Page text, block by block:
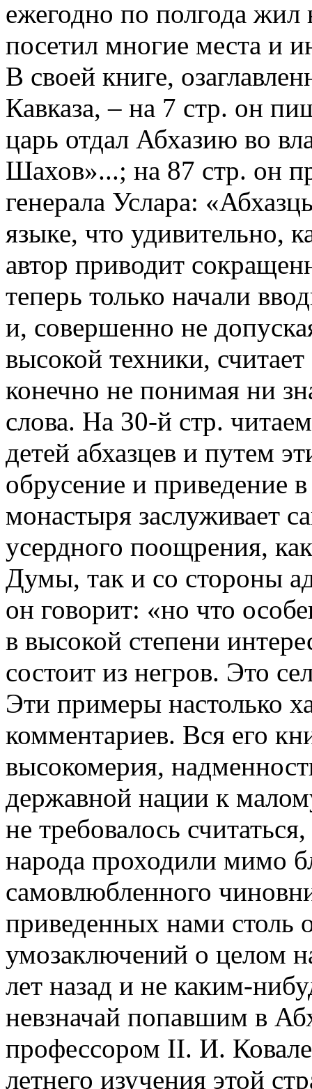
ежегодно по полгода жил
посетил многие места и
В своей книге,
Кавказа, – на 7 стр. он
царь отдал Абхазию во
Шахов»...; на 87 стр. он
генерала Услара:
языке, что удивительно,
автор приводит
теперь только начали
и, совершенно не
высокой техники,
конечно не понимая ни
слова. На 30-й стр.
детей абхазцев и путем
обрусение и приведение
мона­стыря заслуживает
усердного поощрения,
Думы, так и со сто­роны
он говорит: «но что
в высокой степени
состоит из негров. Это
Эти примеры настолько
комментариев. Вся его
высокомерия,
державной нации к
не требовалось
народа проходили мимо
самовлюбленного
при­веденных нами столь
умозаключений о целом
лет назад и не каким-
невзначай попавшим в
профессором II. И.
летнего изучения этой